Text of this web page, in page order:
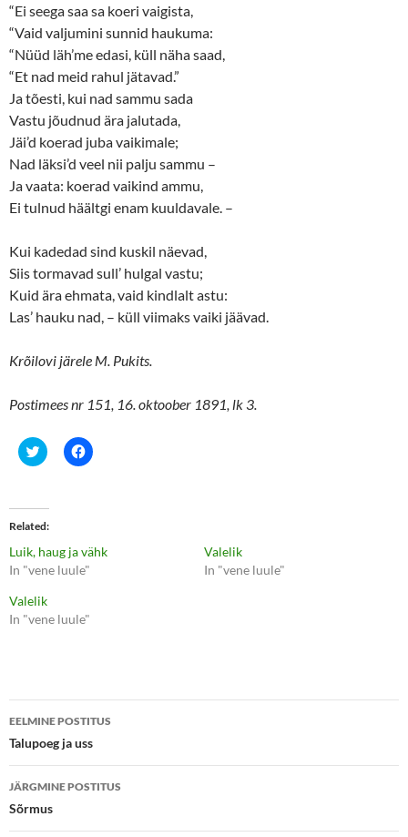
“Ei seega saa sa koeri vaigista,
“Vaid valjumini sunnid haukuma:
“Nüüd läh’me edasi, küll näha saad,
“Et nad meid rahul jätavad.”
Ja tõesti, kui nad sammu sada
Vastu jõudnud ära jalutada,
Jäi’d koerad juba vaikimale;
Nad läksi’d veel nii palju sammu –
Ja vaata: koerad vaikind ammu,
Ei tulnud häältgi enam kuuldavale. –
Kui kadedad sind kuskil näevad,
Siis tormavad sull’ hulgal vastu;
Kuid ära ehmata, vaid kindlalt astu:
Las’ hauku nad, – küll viimaks vaiki jäävad.
Krõilovi järele M. Pukits.
Postimees nr 151, 16. oktoober 1891, lk 3.
C
l
t
o
s
a
r
e
n
T
w
(
p
n
i
n
n
e
w
w
C
l
h
a
r
F
k
O
e
s
i
n
w
Related
Luik, haug ja vähk
In "vene luule"
Valelik
In "vene luule"
Valelik
In "vene luule"
Postituste
töölaud
EELMINE POSTITUS
Talupoeg ja uss
JÄRGMINE POSTITUS
Sõrmus